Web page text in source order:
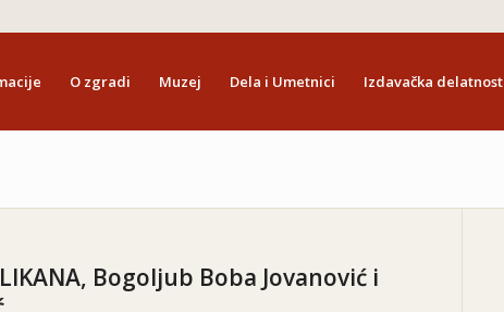
O zgradi Muzej Dela i Umetnici Izdavačka delatnost
Bogoljub Boba Jovanović i